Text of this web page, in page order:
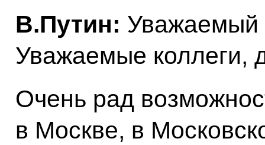
В.Путин: Уважаемый
Уважаемые коллеги,
Очень рад
в Москве, в